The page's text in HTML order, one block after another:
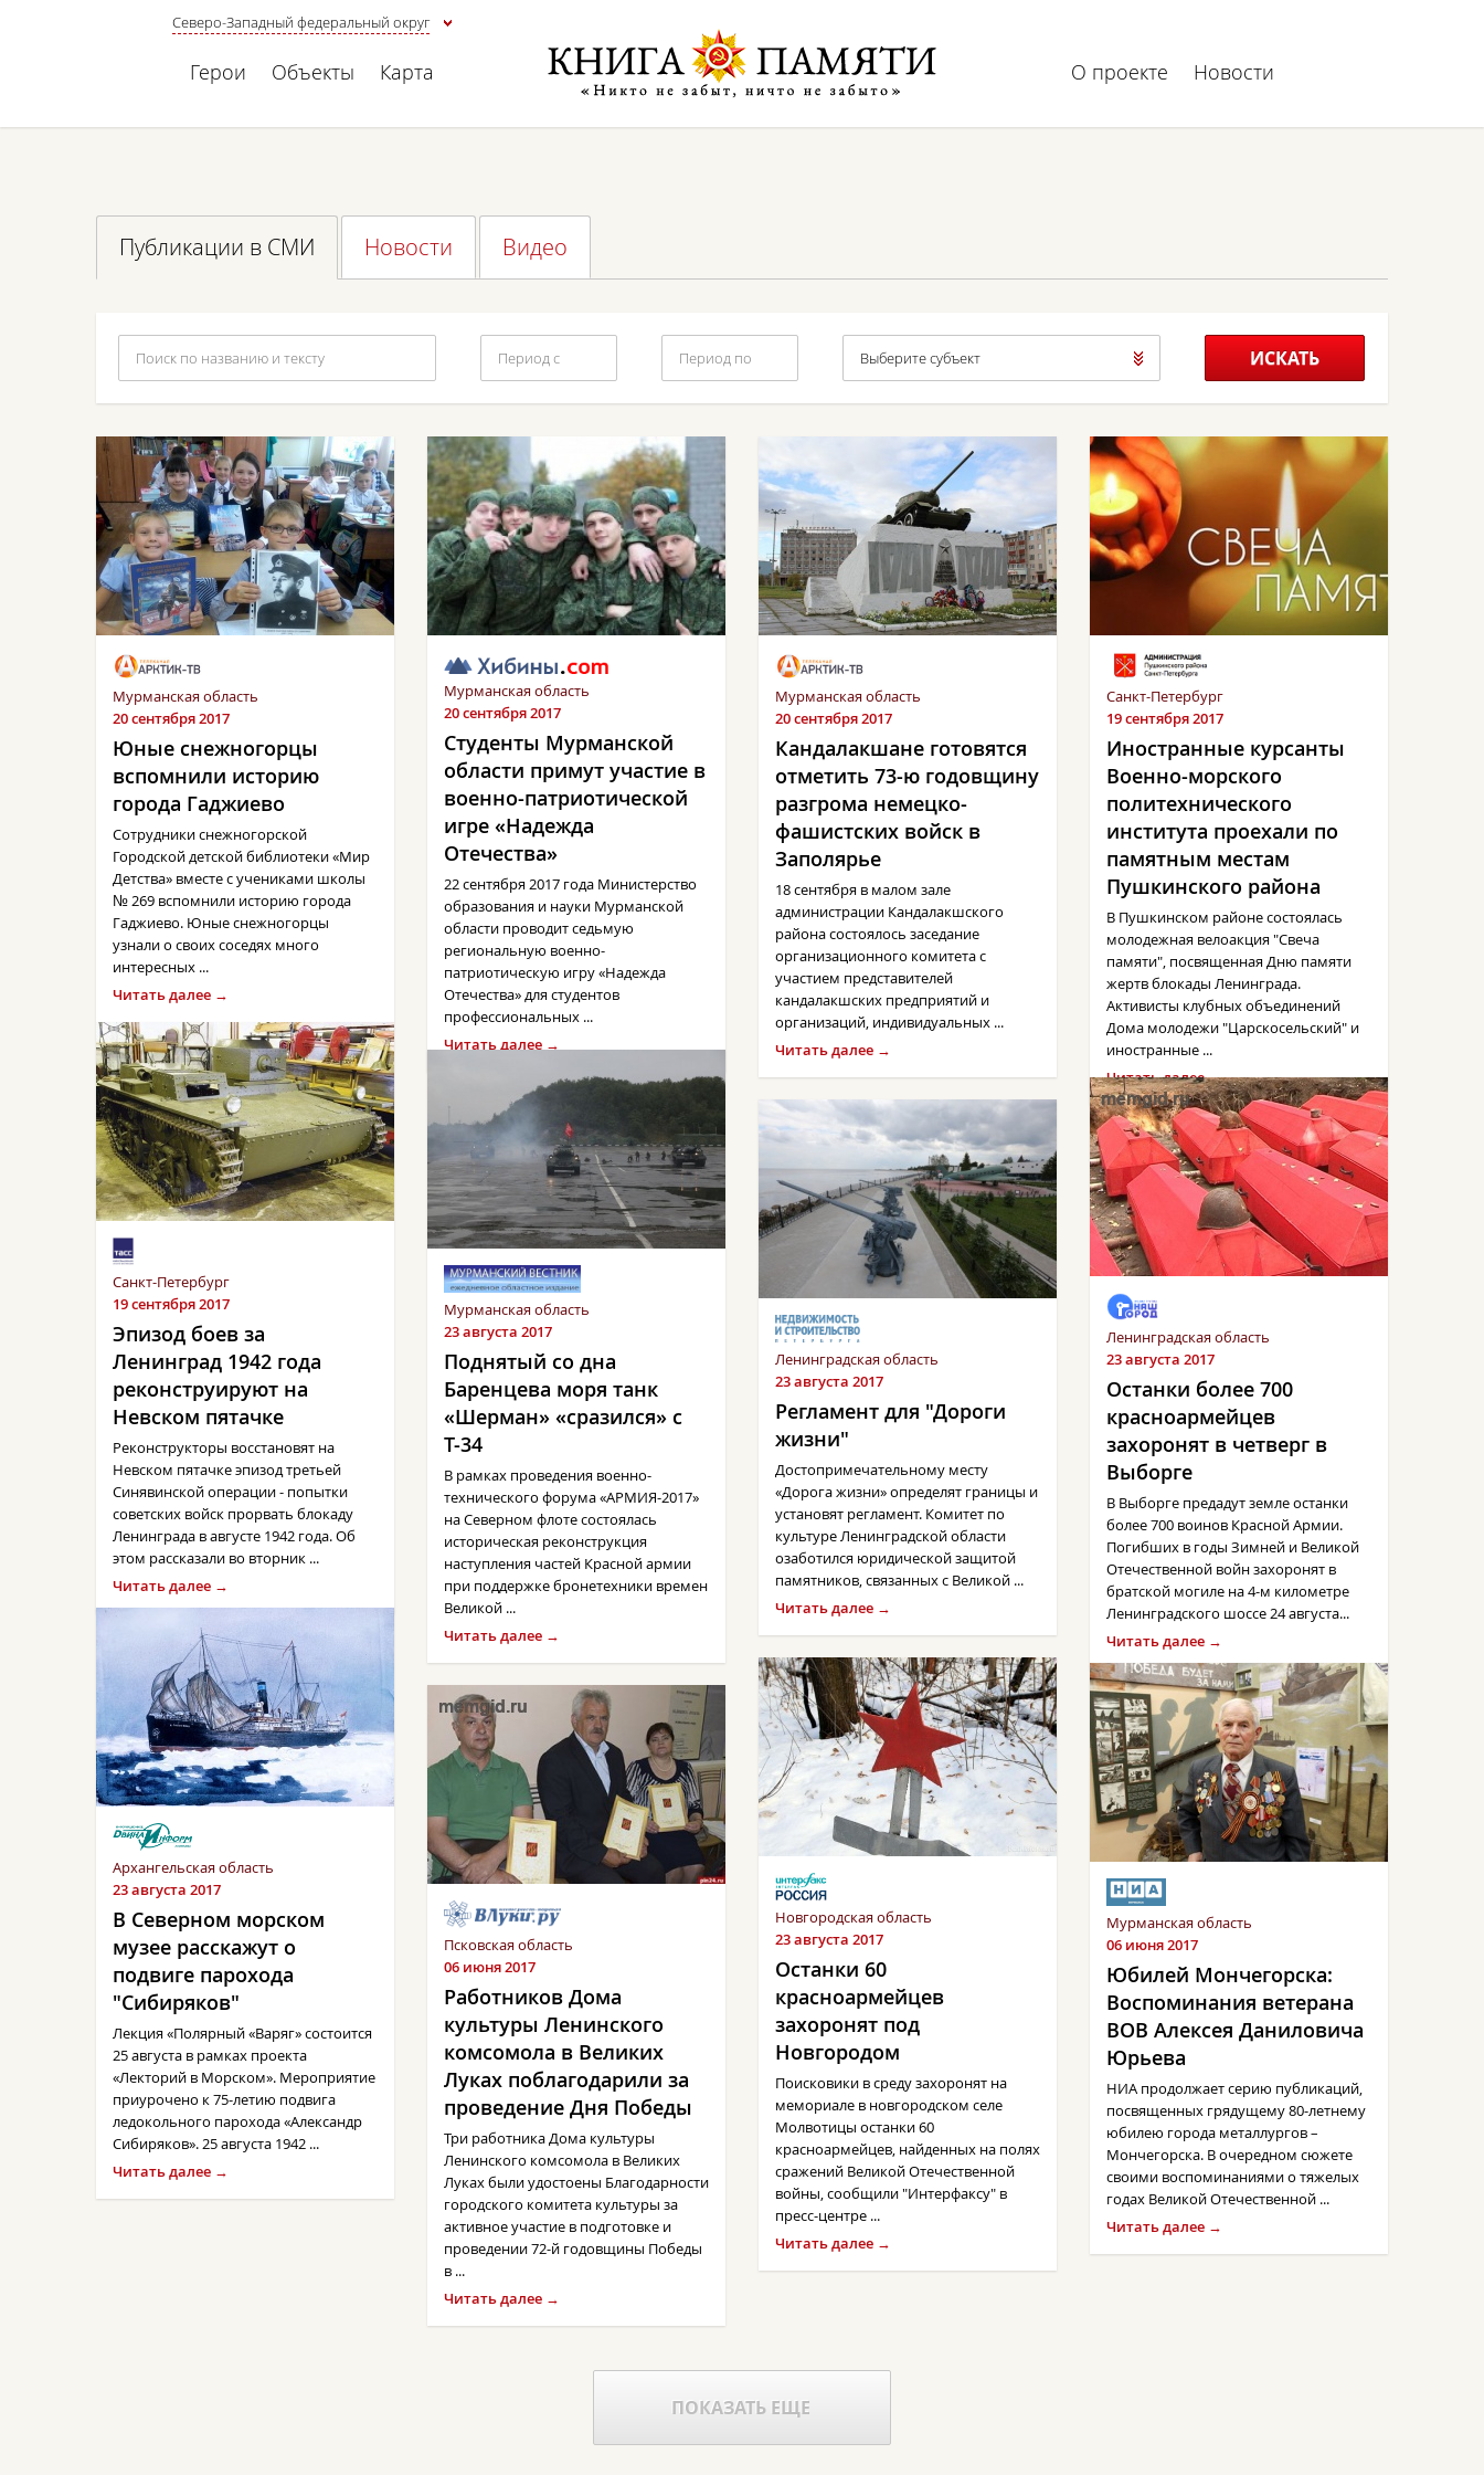
Северо-Западный федеральный округ
Герои Объекты Карта О проекте Новости
Публикации в СМИ Новости Видео
Выберите субъект ИСКАТЬ
Мурманская область
20 сентября 2017
Юные снежногорцы
вспомнили историю
города Гаджиево
Сотрудники снежногорской
Городской детской библиотеки «Мир
Детства» вместе с учениками школы
№ 269 вспомнили историю города
Гаджиево. Юные снежногорцы
узнали о своих соседях много
интересных ...
Читать далее →
Мурманская область
20 сентября 2017
Студенты Мурманской
области примут участие в
военно-патриотической
игре «Надежда
Отечества»
22 сентября 2017 года Министерство
образования и науки Мурманской
области проводит седьмую
региональную военно-
патриотическую игру «Надежда
Отечества» для студентов
профессиональных ...
Читать далее →
Мурманская область
20 сентября 2017
Кандалакшане готовятся
отметить 73-ю годовщину
разгрома немецко-
фашистских войск в
Заполярье
18 сентября в малом зале
администрации Кандалакшского
района состоялось заседание
организационного комитета с
участием представителей
кандалакшских предприятий и
организаций, индивидуальных ...
Читать далее →
Санкт-Петербург
19 сентября 2017
Иностранные курсанты
Военно-морского
политехнического
института проехали по
памятным местам
Пушкинского района
В Пушкинском районе состоялась
молодежная велоакция "Свеча
памяти", посвященная Дню памяти
жертв блокады Ленинграда.
Активисты клубных объединений
Дома молодежи "Царскосельский" и
иностранные ...
Читать далее →
Санкт-Петербург
19 сентября 2017
Эпизод боев за
Ленинград 1942 года
реконструируют на
Невском пятачке
Реконструкторы восстановят на
Невском пятачке эпизод третьей
Синявинской операции - попытки
советских войск прорвать блокаду
Ленинграда в августе 1942 года. Об
этом рассказали во вторник ...
Читать далее →
Мурманская область
23 августа 2017
Поднятый со дна
Баренцева моря танк
«Шерман» «сразился» с
Т-34
В рамках проведения военно-
технического форума «АРМИЯ-2017»
на Северном флоте состоялась
историческая реконструкция
наступления частей Красной армии
при поддержке бронетехники времен
Великой ...
Читать далее →
Ленинградская область
23 августа 2017
Останки более 700
красноармейцев
захоронят в четверг в
Выборге
В Выборге предадут земле останки
более 700 воинов Красной Армии.
Погибших в годы Зимней и Великой
Отечественной войн захоронят в
братской могиле на 4-м километре
Ленинградского шоссе 24 августа...
Читать далее →
Ленинградская область
23 августа 2017
Регламент для "Дороги
жизни"
Достопримечательному месту
«Дорога жизни» определят границы и
установят регламент. Комитет по
культуре Ленинградской области
озаботился юридической защитой
памятников, связанных с Великой ...
Читать далее →
Архангельская область
23 августа 2017
В Северном морском
музее расскажут о
подвиге парохода
"Сибиряков"
Лекция «Полярный «Варяг» состоится
25 августа в рамках проекта
«Лекторий в Морском». Мероприятие
приурочено к 75-летию подвига
ледокольного парохода «Александр
Сибиряков». 25 августа 1942 ...
Читать далее →
Новгородская область
23 августа 2017
Останки 60
красноармейцев
захоронят под
Новгородом
Поисковики в среду захоронят на
мемориале в новгородском селе
Молвотицы останки 60
красноармейцев, найденных на полях
сражений Великой Отечественной
войны, сообщили "Интерфаксу" в
пресс-центре ...
Читать далее →
Мурманская область
06 июня 2017
Юбилей Мончегорска:
Воспоминания ветерана
ВОВ Алексея Даниловича
Юрьева
НИА продолжает серию публикаций,
посвященных грядущему 80-летнему
юбилею города металлургов –
Мончегорска. В очередном сюжете
своими воспоминаниями о тяжелых
годах Великой Отечественной ...
Читать далее →
Псковская область
06 июня 2017
Работников Дома
культуры Ленинского
комсомола в Великих
Луках поблагодарили за
проведение Дня Победы
Три работника Дома культуры
Ленинского комсомола в Великих
Луках были удостоены Благодарности
городского комитета культуры за
активное участие в подготовке и
проведении 72-й годовщины Победы
в ...
Читать далее →
ПОКАЗАТЬ ЕЩЕ